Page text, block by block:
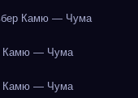
Камю — Чума
Камю — Чума
Камю — Чума